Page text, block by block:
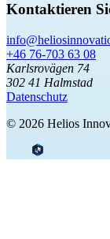
Kontaktieren
+46 76-703 63 08
Karlsrovägen 74
302 41 Halmstad
Datenschutz
© 2026 Helios